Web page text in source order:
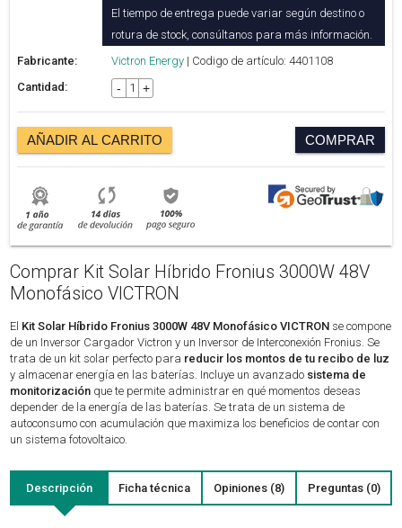
El tiempo de entrega puede variar según destino o
rotura de stock, consúltanos para más información.
Fabricante:
Victron Energy | Codigo de artículo: 4401108
Cantidad:
- +
AÑADIR AL CARRITO COMPRAR
Comprar Kit Solar Híbrido Fronius 3000W 48V
Monofásico VICTRON
El Kit Solar Híbrido Fronius 3000W 48V Monofásico VICTRON se compone
de un Inversor Cargador Victron y un Inversor de Interconexión Fronius. Se
trata de un kit solar perfecto para reducir los montos de tu recibo de luz
y almacenar energía en las baterías. Incluye un avanzado sistema de
monitorización que te permite administrar en qué momentos deseas
depender de la energía de las baterías. Se trata de un sistema de
autoconsumo con acumulación que maximiza los beneficios de contar con
un sistema fotovoltaico.
Descripción Ficha técnica Opiniones (8) Preguntas (0)